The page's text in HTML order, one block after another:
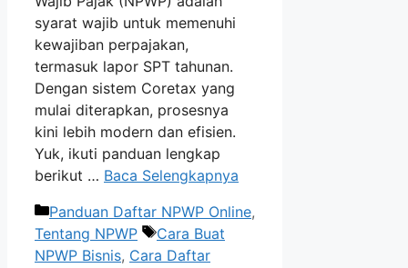
syarat wajib untuk memenuhi
kewajiban perpajakan,
termasuk lapor SPT tahunan.
Dengan sistem Coretax yang
mulai diterapkan, prosesnya
kini lebih modern dan efisien.
Yuk, ikuti panduan lengkap
berikut … Baca Selengkapnya
Kategori
Panduan Daftar NPWP Online,
Tentang NPWP
Tag
Cara Buat
NPWP Bisnis, Cara Daftar